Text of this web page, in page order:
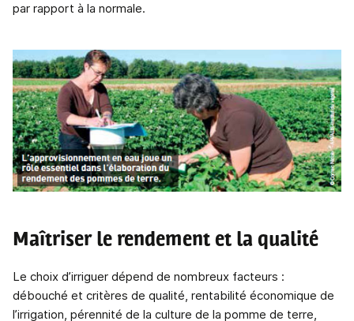
par rapport à la normale.
Maîtriser le rendement et la qualité
Le choix d’irriguer dépend de nombreux facteurs :
débouché et critères de qualité, rentabilité économique de
l’irrigation, pérennité de la culture de la pomme de terre,